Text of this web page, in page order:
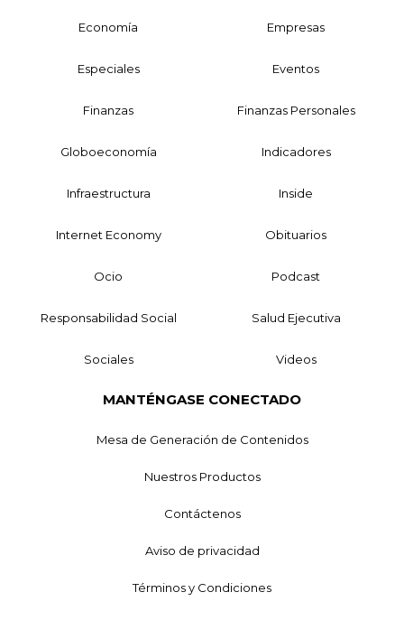
Economía Empresas
Especiales Eventos
Finanzas Finanzas Personales
Globoeconomía Indicadores
Infraestructura Inside
Internet Economy Obituarios
Ocio Podcast
Responsabilidad Social Salud Ejecutiva
Sociales Videos
MANTÉNGASE CONECTADO
Mesa de Generación de Contenidos
Nuestros Productos
Contáctenos
Aviso de privacidad
Términos y Condiciones